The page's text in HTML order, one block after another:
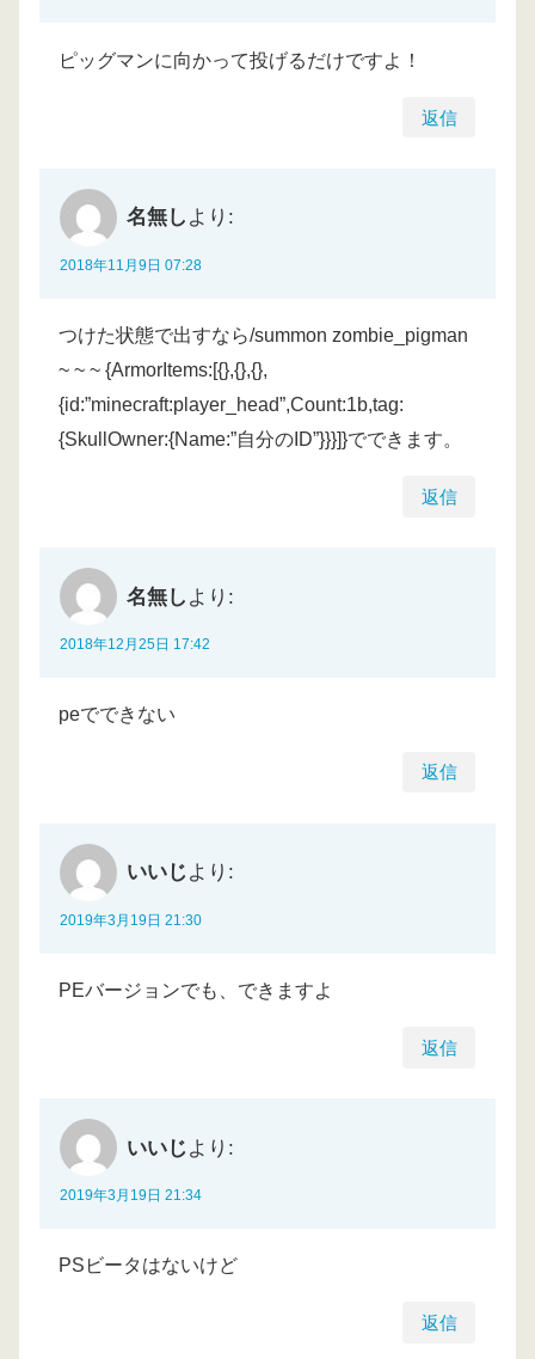
ピッグマンに向かって投げるだけですよ！
返信
名無し より:
2018年11月9日 07:28
つけた状態で出すなら/summon zombie_pigman
~ ~ ~ {ArmorItems:[{},{},{},
{id:”minecraft:player_head”,Count:1b,tag:
{SkullOwner:{Name:”自分のID”}}}]}でできます。
返信
名無し より:
2018年12月25日 17:42
peでできない
返信
いいじ より:
2019年3月19日 21:30
PEバージョンでも、できますよ
返信
いいじ より:
2019年3月19日 21:34
PSビータはないけど
返信